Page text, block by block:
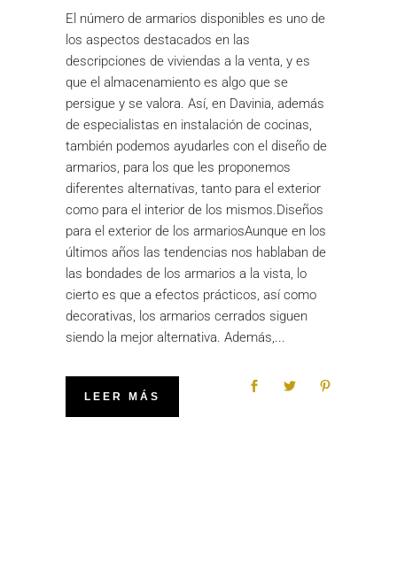
El número de armarios disponibles es uno de
los aspectos destacados en las
descripciones de viviendas a la venta, y es
que el almacenamiento es algo que se
persigue y se valora. Así, en Davinia, además
de especialistas en instalación de cocinas,
también podemos ayudarles con el diseño de
armarios, para los que les proponemos
diferentes alternativas, tanto para el exterior
como para el interior de los mismos.Diseños
para el exterior de los armariosAunque en los
últimos años las tendencias nos hablaban de
las bondades de los armarios a la vista, lo
cierto es que a efectos prácticos, así como
decorativas, los armarios cerrados siguen
siendo la mejor alternativa. Además,
LEER MÁS